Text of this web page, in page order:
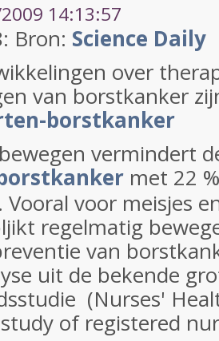
14:13:57
Bron: Science Daily
over
van borstkanker
borstkanker
vermindert
met 22
Vooral voor meisjes
regelmatig
van
uit de bekende
(Nurses'
of registered